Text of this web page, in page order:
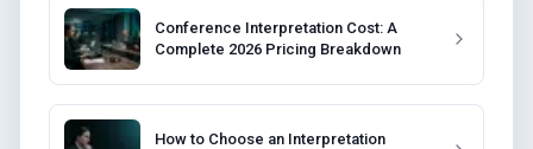
Conference Interpretation Cost: A
Complete 2026 Pricing Breakdown
How to Choose an Interpretation